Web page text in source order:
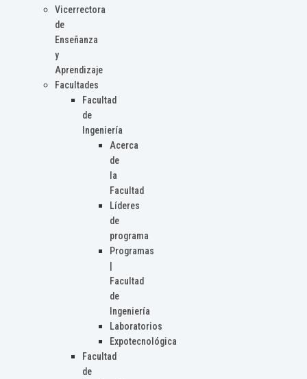
Vicerrectora
de
Enseñanza
y
Aprendizaje
Facultades
Facultad
de
Ingeniería
Acerca
de
la
Facultad
Líderes
de
programa
Programas
Facultad
de
Ingeniería
Laboratorios
Expotecnológica
Facultad
de